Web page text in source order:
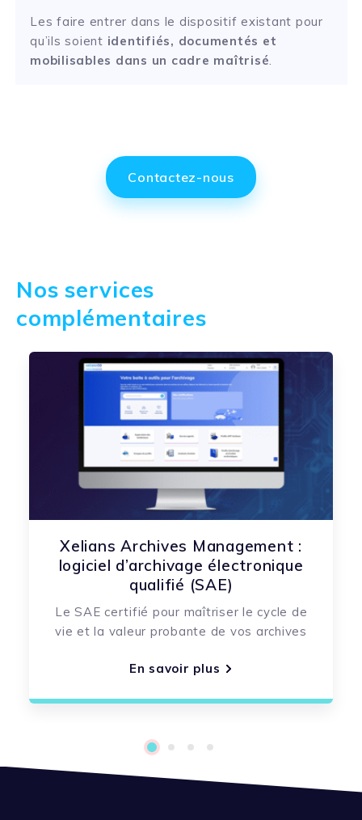
Les faire entrer dans le dispositif existant pour
qu’ils soient identifiés, documentés et
mobilisables dans un cadre maîtrisé.
Contactez-nous
Nos services
complémentaires
Xelians Archives Management :
logiciel d’archivage électronique
qualifié (SAE)
Le SAE certifié pour maîtriser le cycle de
vie et la valeur probante de vos archives
En savoir plus